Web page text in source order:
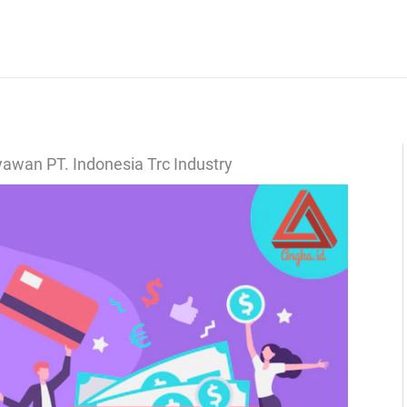
PT. Indonesia Trc Industry